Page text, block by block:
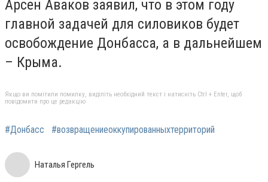
Арсен Аваков заявил, что в этом году
главной задачей для силовиков будет
освобождение Донбасса, а в дальнейшем
– Крыма.
Якщо ви помітили помилку, виділіть необхідний текст і натисніть Ctrl + Enter, щоб
повідомити про це редакцію
#Донбасс #возвращениеоккупированныхтерриторий
Наталья Гергель